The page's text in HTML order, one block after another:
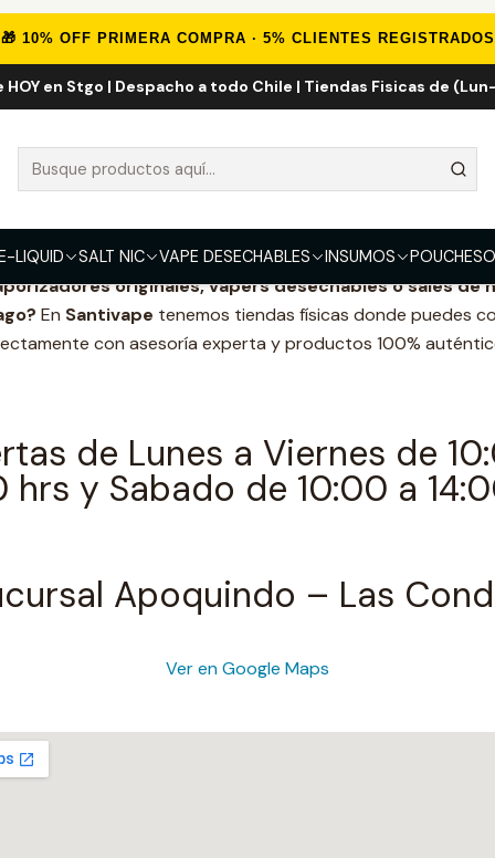
🎁 10% OFF PRIMERA COMPRA · 5% CLIENTES REGISTRADOS
HOY en Stgo | Despacho a todo Chile | Tiendas Fisicas de
LIQUID SALT NIC VAPE DESECHABLES INSUMOS POUCHES
Sucursales
en nuestras
Santivape en Santiago
originales, vapers desechables o sales de
En Santivape tenemos tiendas físicas donde puedes
con asesoría experta y productos 100%
de Lunes a Viernes de
hrs y Sabado de 10:00 a
Apoquindo – Las
Ver en Google Maps